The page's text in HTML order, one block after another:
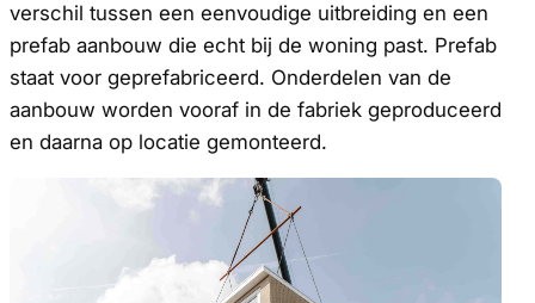
verschil tussen een eenvoudige uitbreiding en een
prefab aanbouw die echt bij de woning past. Prefab
staat voor geprefabriceerd. Onderdelen van de
aanbouw worden vooraf in de fabriek geproduceerd
en daarna op locatie gemonteerd.